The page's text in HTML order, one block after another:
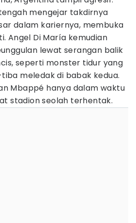
mengejar takdirnya
dalam kariernya, membuka
Angel Di María kemudian
lewat serangan balik
seperti monster tidur yang
meledak di babak kedua.
Mbappé hanya dalam waktu
stadion seolah terhentak.